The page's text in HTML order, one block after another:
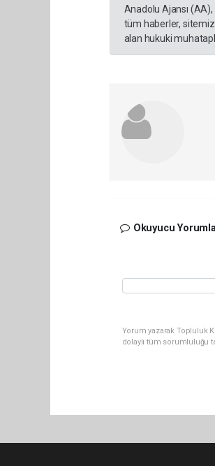
Anadolu Ajansı
tüm haberler,
alan hukuki
Okuyucu
Yorum yazarak Topluluk
dolaylı tüm sorumluluğu